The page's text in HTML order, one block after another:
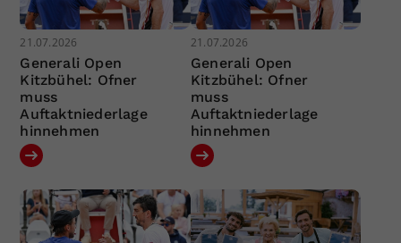
21.07.2026
Generali Open
Kitzbühel: Ofner
muss
Auftaktniederlage
hinnehmen
21.07.2026
Generali Open
Kitzbühel: Ofner
muss
Auftaktniederlage
hinnehmen